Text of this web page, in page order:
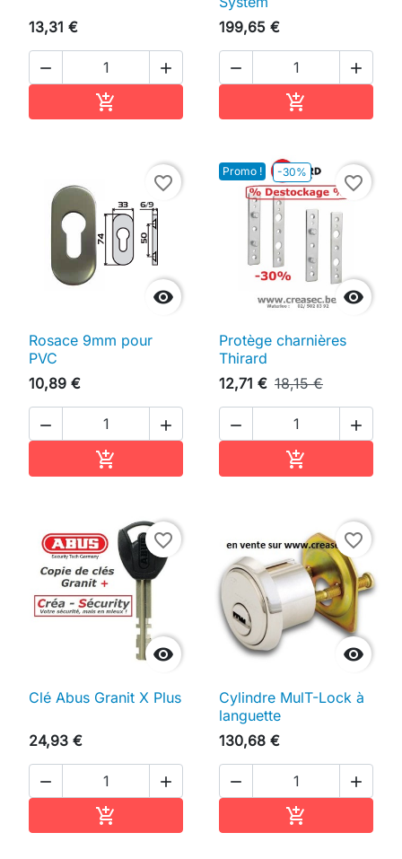
13,31 €
 

199,65 €
 


favorite_border
Rosace 9mm pour
PVC
10,89 €
 

Promo ! -30%

favorite_border
Protège charnières
Thirard
12,71 € 18,15 €
 


favorite_border
Clé Abus Granit X Plus
24,93 €
 


favorite_border
Cylindre MulT-Lock à
languette
130,68 €
 
